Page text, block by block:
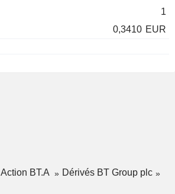
1
0,3410 EUR
Action BT.A
Dérivés BT Group plc